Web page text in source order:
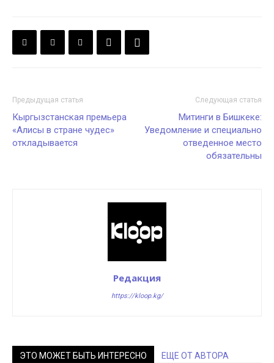
Предыдущая статья
Кыргызстанская премьера
«Алисы в стране чудес»
откладывается
Следующая статья
Митинги в Бишкеке:
Уведомление и специально
отведенное место
обязательны
Редакция
https://kloop.kg/
ЭТО МОЖЕТ БЫТЬ ИНТЕРЕСНО ЕЩЕ ОТ АВТОРА